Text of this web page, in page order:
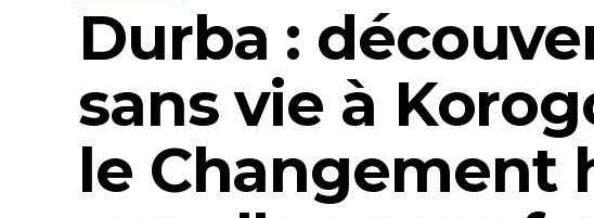
Durba :
sans vie à
le Changement